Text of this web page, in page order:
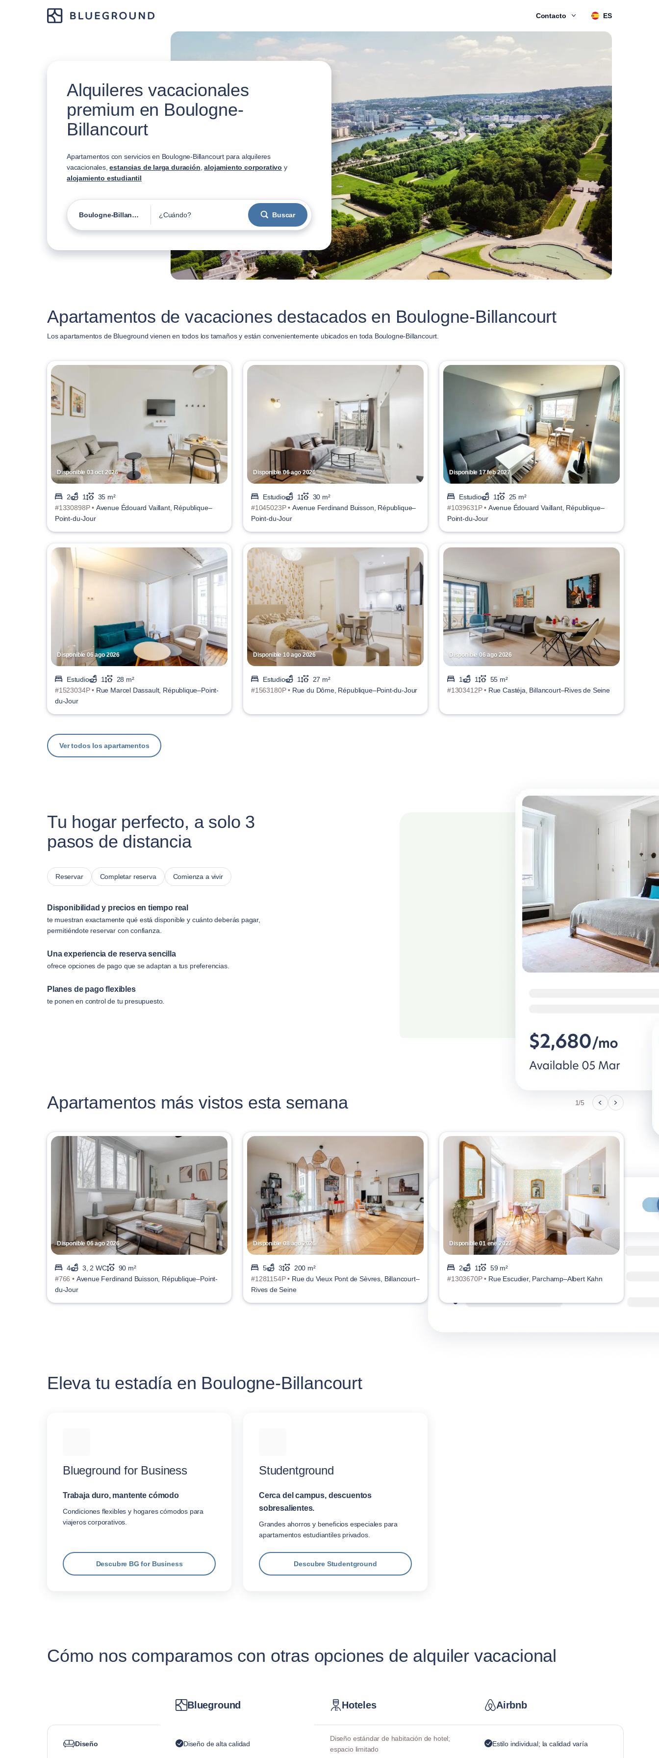
Contacto ES
Alquileres vacacionales
premium en Boulogne-
Billancourt
Apartamentos con servicios en Boulogne-Billancourt para alquileres
vacacionales,estancias de larga duración ,alojamiento corporativo y
alojamiento estudiantil
Boulogne-Billancourt ¿Cuándo? Buscar
Apartamentos de vacaciones destacados en Boulogne-Billancourt
Los apartamentos de Blueground vienen en todos los tamaños y están convenientemente ubicados en toda Boulogne-Billancourt.
Disponible 03 oct 2026
2 1
35 m²
#1330898P • Avenue Édouard Vaillant, République–
Point-du-Jour
Disponible 06 ago 2026
Estudio 1
30 m²
#1045023P • Avenue Ferdinand Buisson, République–
Point-du-Jour
Disponible 17 feb 2027
Estudio 1
25 m²
#1039631P • Avenue Édouard Vaillant, République–
Point-du-Jour
Disponible 06 ago 2026
Estudio 1
28 m²
#1523034P • Rue Marcel Dassault, République–Point-
du-Jour
Disponible 10 ago 2026
Estudio 1
27 m²
#1563180P • Rue du Dôme, République–Point-du-Jour
Disponible 06 ago 2026
1 1
55 m²
#1303412P • Rue Castéja, Billancourt–Rives de Seine
Ver todos los apartamentos
Tu hogar perfecto, a solo 3
pasos de distancia
Reservar Completar reserva Comienza a vivir
Disponibilidad y precios en tiempo real
te muestran exactamente qué está disponible y cuánto deberás pagar,
permitiéndote reservar con confianza.
Una experiencia de reserva sencilla
ofrece opciones de pago que se adaptan a tus preferencias.
Planes de pago flexibles
te ponen en control de tu presupuesto.
Apartamentos más vistos esta semana 1/5
Disponible 06 ago 2026
4 3, 2 WC
90 m²
#766 • Avenue Ferdinand Buisson, République–Point-
du-Jour
Disponible 08 ago 2026
5 3
200 m²
#1281154P • Rue du Vieux Pont de Sèvres, Billancourt–
Rives de Seine
Disponible 01 ene 2027
2 1
59 m²
#1303670P • Rue Escudier, Parchamp–Albert Kahn
Eleva tu estadía en Boulogne-Billancourt
Blueground for Business
Trabaja duro, mantente cómodo
Condiciones flexibles y hogares cómodos para
viajeros corporativos.
Descubre BG for Business
Studentground
Cerca del campus, descuentos
sobresalientes.
Grandes ahorros y beneficios especiales para
apartamentos estudiantiles privados.
Descubre Studentground
Cómo nos comparamos con otras opciones de alquiler vacacional
Blueground Hoteles Airbnb
Diseño Diseño de alta calidad
Diseño estándar de habitación de hotel;
espacio limitado
Estilo individual; la calidad varía